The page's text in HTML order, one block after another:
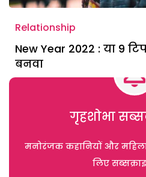
Relationship
New Year 2022 : या 9
बनवा
गृहशोभा
मनोरंजक कहानियों और
लिए